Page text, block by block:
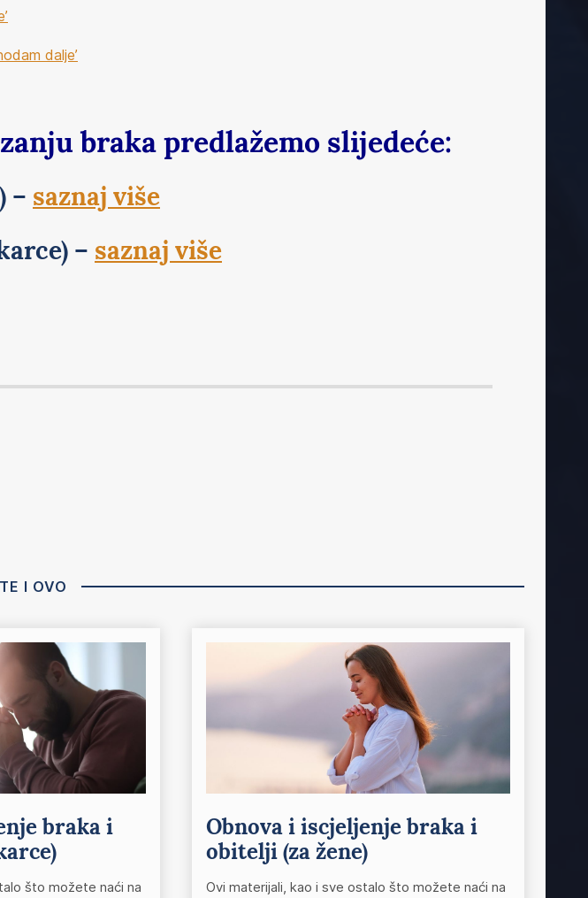
dalje’
braka predlažemo slijedeće:
– saznaj više
– saznaj više
I OVO
braka i
što možete naći na
Obnova i iscjeljenje braka i
obitelji (za žene)
Ovi materijali, kao i sve ostalo što možete naći na